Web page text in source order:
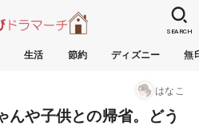
生活 節約 ディズニー 無
SEARCH
はなこ
んや子供との帰省。どう